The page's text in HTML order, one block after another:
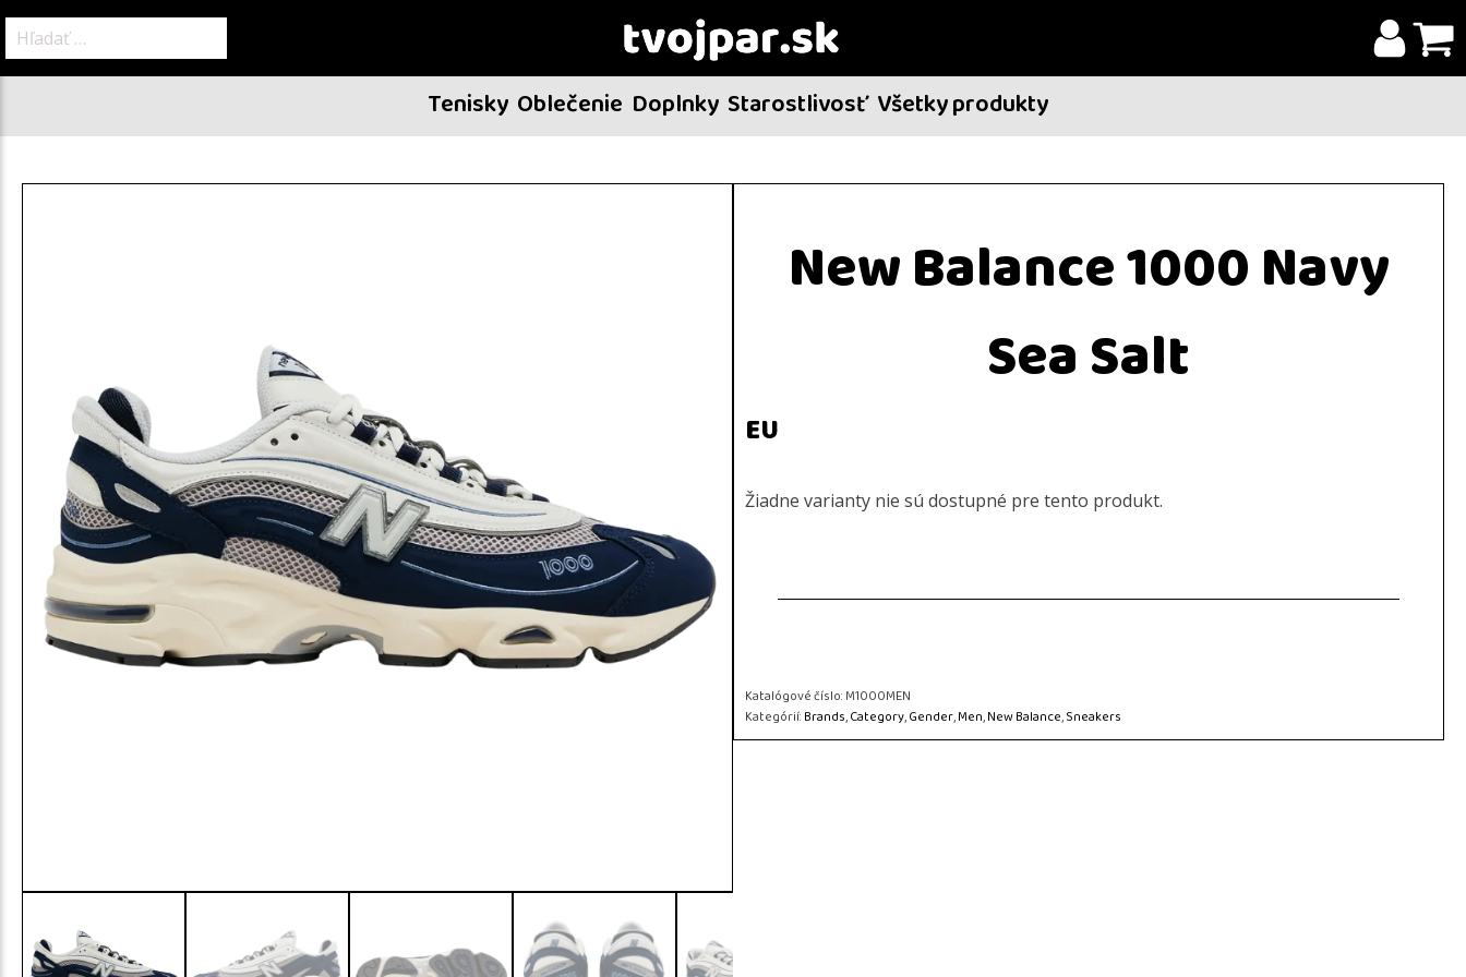
Tenisky Oblečenie Doplnky Starostlivosť Všetky produkty
New Balance 1000 Navy
Sea Salt
EU
Žiadne varianty nie sú dostupné pre tento produkt.
Katalógové číslo:M1000MEN
Kategórií:Brands,Category,Gender,Men,New Balance,Sneakers